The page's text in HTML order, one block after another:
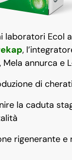
laboratori Ecol
,
Mela annurca e
di
la caduta
rigenerante